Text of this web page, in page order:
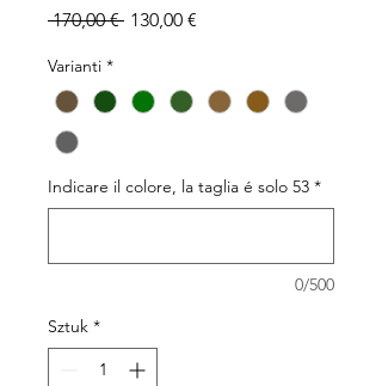
170,00 € Regularna
130,00 €
Varianti *
Indicare il colore, la taglia é solo 53 *
0/500
Sztuk *